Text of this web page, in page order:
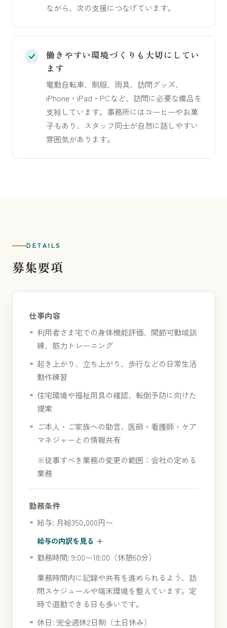
ながら、次の支援につなげています。
働きやすい環境づくりも大切にしてい
ます
電動自転車、制服、雨具、訪問グッズ、
iPhone・iPad・PCなど、訪問に必要な備品を
支給しています。事務所にはコーヒーやお菓
子もあり、スタッフ同士が自然に話しやすい
雰囲気があります。
DETAILS
募集要項
仕事内容
利用者さま宅での身体機能評価、関節可動域訓
練、筋力トレーニング
起き上がり、立ち上がり、歩行などの日常生活
動作練習
住宅環境や福祉用具の確認、転倒予防に向けた
提案
ご本人・ご家族への助言、医師・看護師・ケア
マネジャーとの情報共有
※従事すべき業務の変更の範囲：会社の定める
業務
勤務条件
給与: 月給350,000円〜
給与の内訳を見る
勤務時間: 9:00〜18:00（休憩60分）
業務時間内に記録や共有を進められるよう、訪
問スケジュールや端末環境を整えています。定
時で退勤できる日も多いです。
休日: 完全週休2日制（土日休み）